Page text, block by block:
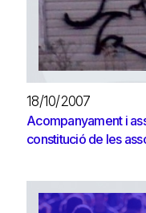
18/10/2007
Acompanyament i
constitució de les